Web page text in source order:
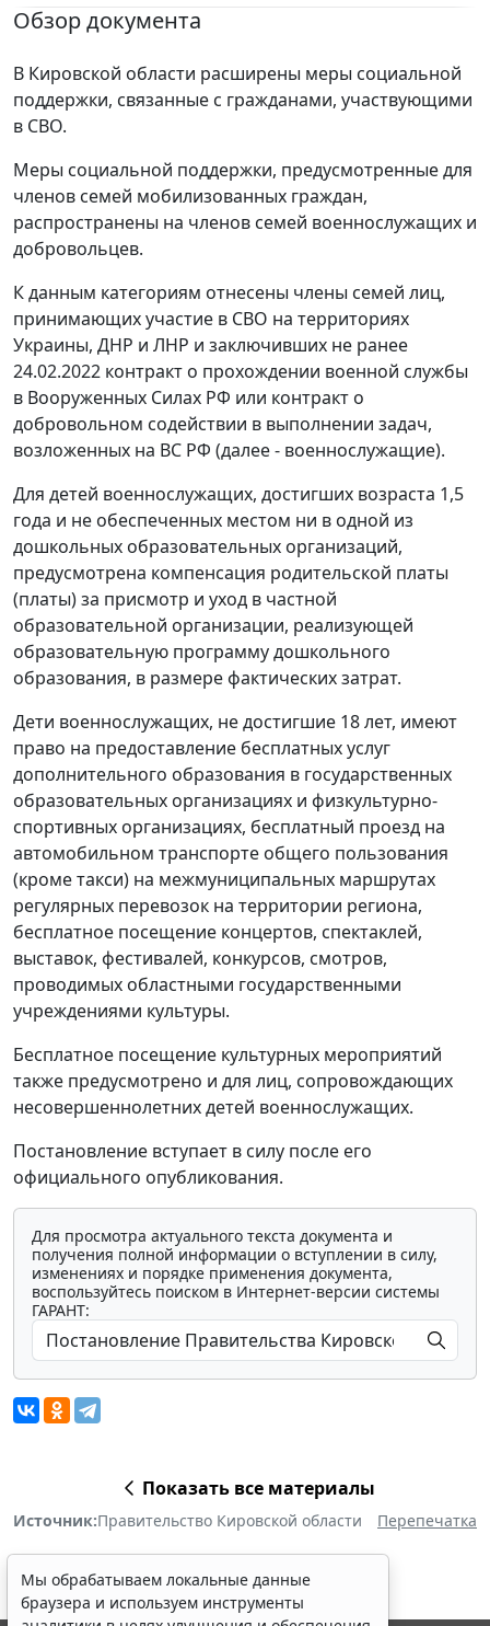
Обзор документа
В Кировской области расширены меры социальной
поддержки, связанные с гражданами, участвующими
в СВО.
Меры социальной поддержки, предусмотренные для
членов семей мобилизованных граждан,
распространены на членов семей военнослужащих и
добровольцев.
К данным категориям отнесены члены семей лиц,
принимающих участие в СВО на территориях
Украины, ДНР и ЛНР и заключивших не ранее
24.02.2022 контракт о прохождении военной службы
в Вооруженных Силах РФ или контракт о
добровольном содействии в выполнении задач,
возложенных на ВС РФ (далее - военнослужащие).
Для детей военнослужащих, достигших возраста 1,5
года и не обеспеченных местом ни в одной из
дошкольных образовательных организаций,
предусмотрена компенсация родительской платы
(платы) за присмотр и уход в частной
образовательной организации, реализующей
образовательную программу дошкольного
образования, в размере фактических затрат.
Дети военнослужащих, не достигшие 18 лет, имеют
право на предоставление бесплатных услуг
дополнительного образования в государственных
образовательных организациях и физкультурно-
спортивных организациях, бесплатный проезд на
автомобильном транспорте общего пользования
(кроме такси) на межмуниципальных маршрутах
регулярных перевозок на территории региона,
бесплатное посещение концертов, спектаклей,
выставок, фестивалей, конкурсов, смотров,
проводимых областными государственными
учреждениями культуры.
Бесплатное посещение культурных мероприятий
также предусмотрено и для лиц, сопровождающих
несовершеннолетних детей военнослужащих.
Постановление вступает в силу после его
официального опубликования.
Для просмотра актуального текста документа и
получения полной информации о вступлении в силу,
изменениях и порядке применения документа,
воспользуйтесь поиском в Интернет-версии системы
ГАРАНТ:
Показать все материалы
Источник:Правительство Кировской области Перепечатка
Мы обрабатываем локальные данные
браузера и используем инструменты